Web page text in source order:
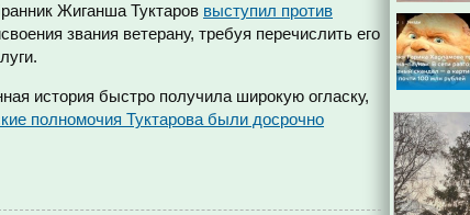
Жиганша Туктаров выступил против
звания ветерану, требуя перечислить его
история быстро получила широкую огласку,
полномочия Туктарова были досрочно